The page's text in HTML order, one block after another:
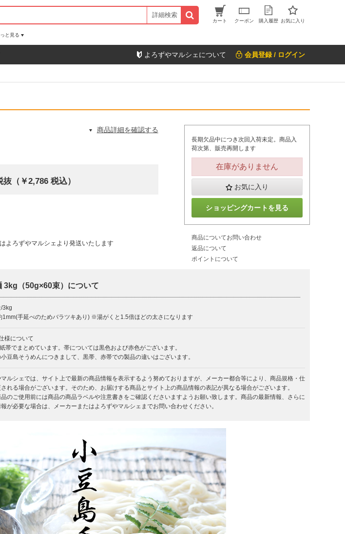
詳細検索
カート クーポン 購入履歴 お気に入り
と見る
よろずやマルシェについて 会員登録 / ログイン
商品詳細を確認する
抜（￥2,786 税込）
よろずやマルシェより発送いたします
長期欠品中につき次回入荷未定。商品入
荷次第、販売再開します
在庫がありません
お気に入り
ショッピングカートを見る
商品についてお問い合わせ
返品について
ポイントについて
3kg（50g×60束）について
3kg
手延べのためバラツキあり) ※湯がくと1.5倍ほどの太さになります
様について
帯でまとめています。帯については黒色および赤色がございます。
豆島そうめんにつきまして、黒帯、赤帯での製品の違いはございます。
ルシェでは、サイト上で最新の商品情報を表示するよう努めておりますが、メーカー都合等により、商品規格・仕
れる場合がございます。そのため、お届けする商品とサイト上の商品情報の表記が異なる場合がございます。
のご使用前には商品の商品ラベルや注意書きをご確認くださいますようお願い致します。商品の最新情報、さらに
が必要な場合は、メーカーまたはよろずやマルシェまでお問い合わせください。